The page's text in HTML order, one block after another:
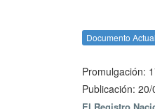
Documento
Promulgación:
Publicación: